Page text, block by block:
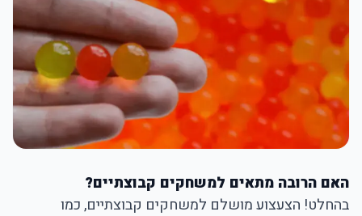
האם הרובה מתאים למשחקים קבוצתיים?
בהחלט! הצעצוע מושלם למשחקים קבוצתיים, כמו